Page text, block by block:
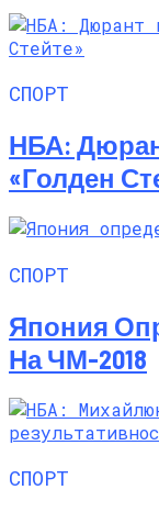
СПОРТ
НБА:
«Голден
СПОРТ
Япония
На ЧМ-2018
СПОРТ